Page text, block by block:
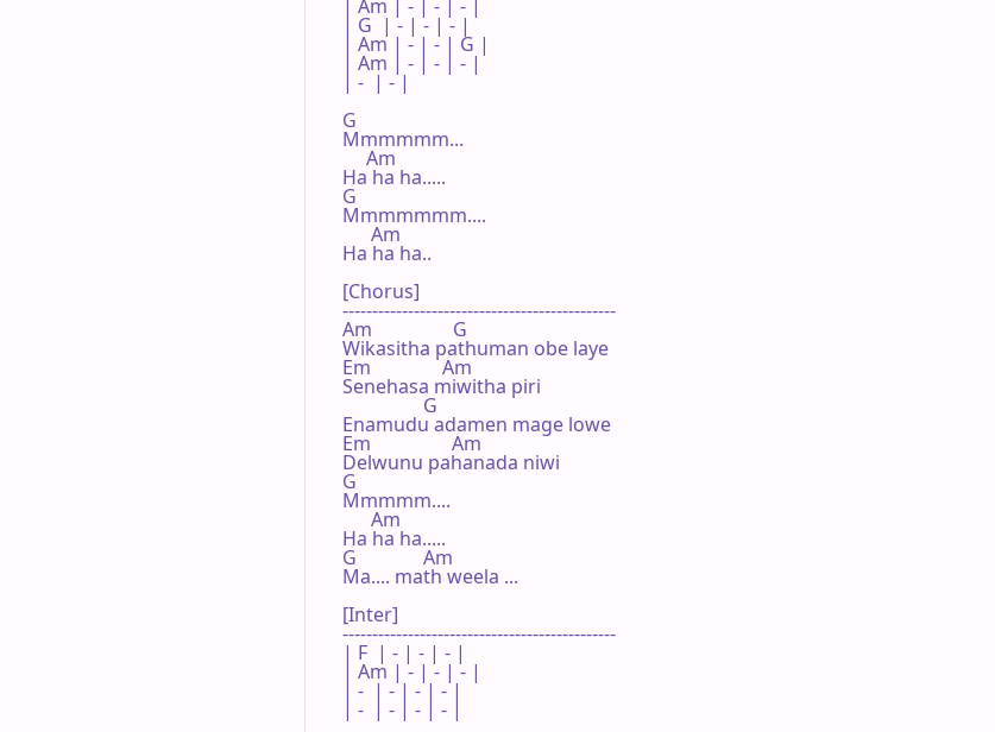
| Am | - | - | - |
| G  | - | - | - |
| Am | - | - | G |
| Am | - | - | - |
| -  | - |
G
Mmmmmm...
     Am
Ha ha ha.....
G
Mmmmmmm....
      Am
Ha ha ha..
[Chorus]
----------------------------------------------
Am                 G
Wikasitha pathuman obe laye
Em               Am
Senehasa miwitha piri
                 G
Enamudu adamen mage lowe
Em                 Am
Delwunu pahanada niwi
G
Mmmmm....
      Am
Ha ha ha.....
G              Am
Ma.... math weela ...
[Inter]
----------------------------------------------
| F  | - | - | - |
| Am | - | - | - |
| -  | - | - | - |
| -  | - | - | - |